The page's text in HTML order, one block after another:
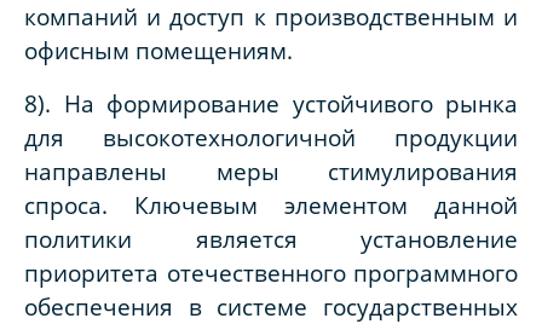
компаний и доступ к производственным и
офисным помещениям.
8). На формирование устойчивого рынка
для высокотехнологичной продукции
направлены меры стимулирования
спроса. Ключевым элементом данной
политики является установление
приоритета отечественного программного
обеспечения в системе государственных